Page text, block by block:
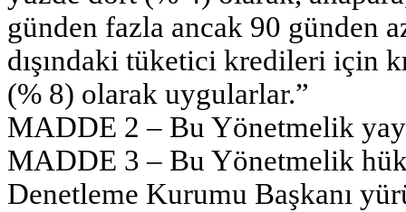
günden fazla ancak 90 günden
dışındaki tüketici kredileri için
(% 8) olarak uygularlar.”
MADDE 2 – Bu Yönetmelik
MADDE 3 – Bu Yönetmelik
Denetleme Kurumu Başkanı